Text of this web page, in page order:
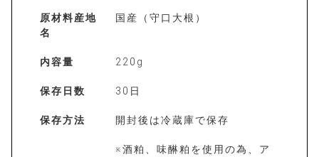
原材料産地
名
国産（守口大根）
内容量 220g
保存日数 30日
保存方法 開封後は冷蔵庫で保存
※酒粕、味醂粕を使用の為、ア